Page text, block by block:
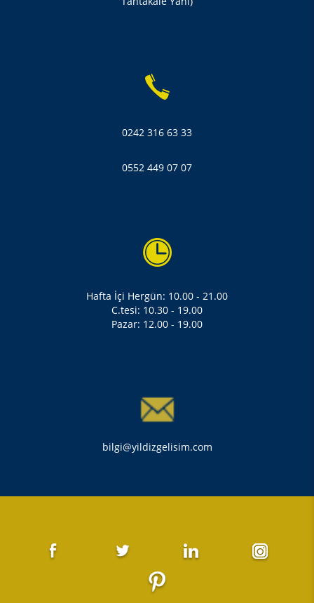
0242 316 63 33
0552 449 07 07
Hafta İçi Hergün: 10.00 - 21.00
C.tesi: 10.30 - 19.00
Pazar: 12.00 - 19.00
bilgi@yildizgelisim.com